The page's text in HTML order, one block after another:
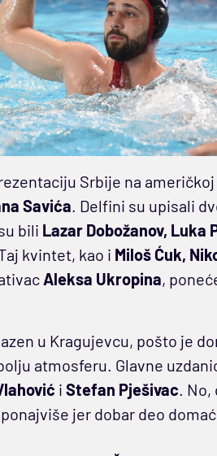
Srbije na
Savića. Delfini su upisali
bili Lazar Dobožanov, Luka
kvintet, kao i Miloš Ćuk,
Aleksa Ukropina,
u Kragujevcu, pošto je
atmosferu. Glavne
i Stefan Pješivac. No,
jer dobar deo